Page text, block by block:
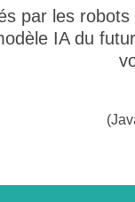
par les
IA du